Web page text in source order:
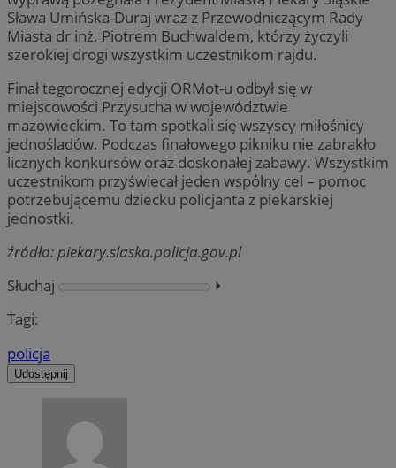
Sława Umińska-Duraj wraz z Przewodniczącym Rady
Miasta dr inż. Piotrem Buchwaldem, którzy życzyli
szerokiej drogi wszystkim uczestnikom rajdu.
Finał tegorocznej edycji ORMot-u odbył się w
miejscowości Przysucha w województwie
mazowieckim. To tam spotkali się wszyscy miłośnicy
jednośladów. Podczas finałowego pikniku nie zabrakło
licznych konkursów oraz doskonałej zabawy. Wszystkim
uczestnikom przyświecał jeden wspólny cel – pomoc
potrzebującemu dziecku policjanta z piekarskiej
jednostki.
źródło: piekary.slaska.policja.gov.pl
Słuchaj
⏵︎
Tagi:
policja
Udostępnij